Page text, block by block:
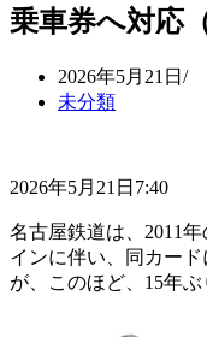
乗車券へ対応
2026年5月21日
未分類
2026年5月21日7:40
名古屋鉄道は、2011
インに伴い、同カー
が、このほど、15年